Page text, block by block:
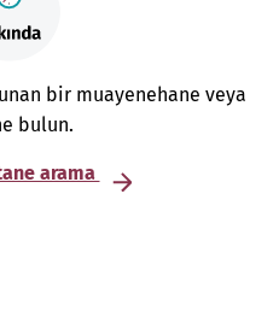
bir muayenehane veya
bulun.
arama